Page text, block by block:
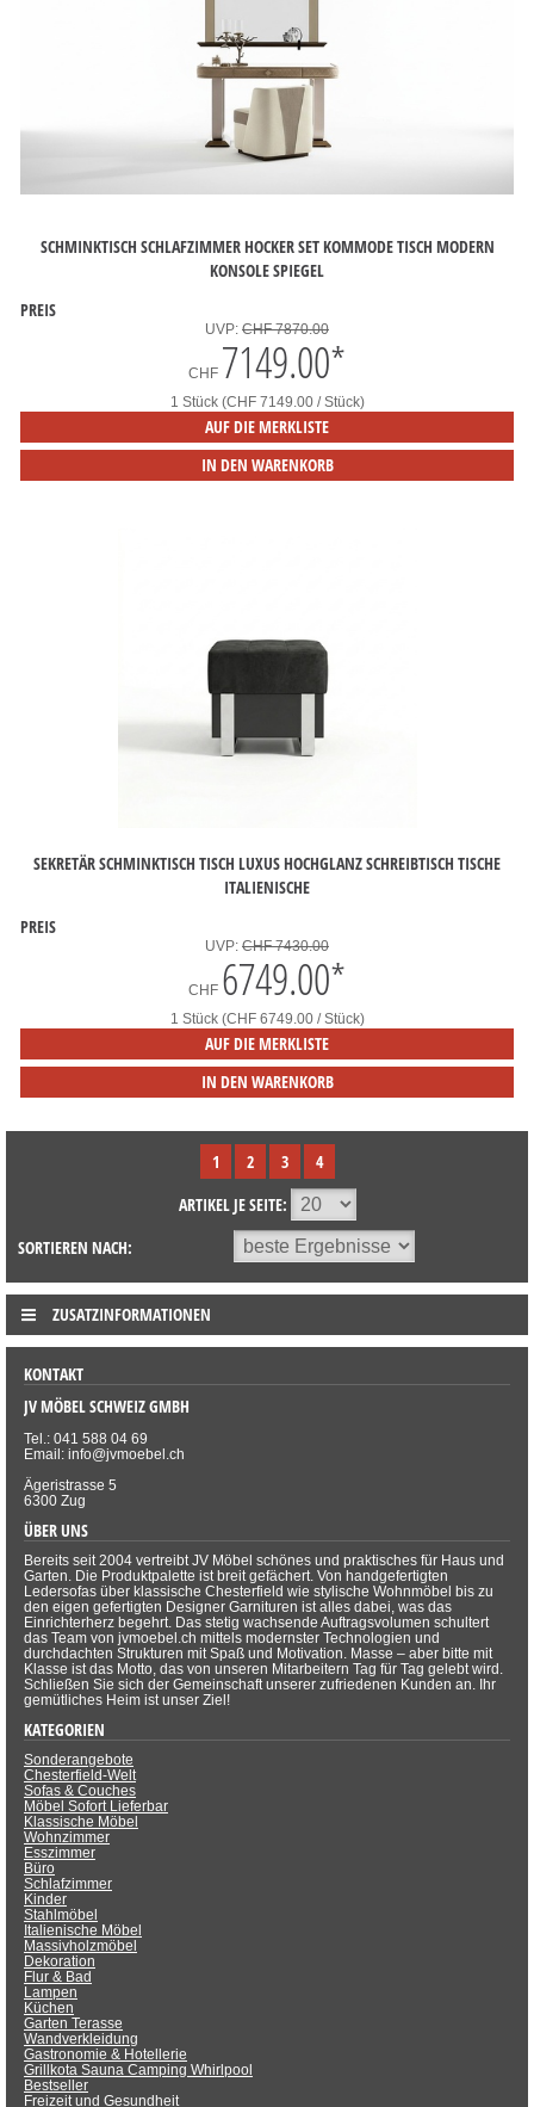
SCHMINKTISCH SCHLAFZIMMER HOCKER SET KOMMODE TISCH MODERN
KONSOLE SPIEGEL
PREIS
UVP: CHF 7870.00
CHF 7149.00*
1 Stück (CHF 7149.00 / Stück)
AUF DIE MERKLISTE
IN DEN WARENKORB
SEKRETÄR SCHMINKTISCH TISCH LUXUS HOCHGLANZ SCHREIBTISCH TISCHE
ITALIENISCHE
PREIS
UVP: CHF 7430.00
CHF 6749.00*
1 Stück (CHF 6749.00 / Stück)
AUF DIE MERKLISTE
IN DEN WARENKORB
1 2 3
4
ARTIKEL JE SEITE:
SORTIEREN NACH:
ZUSATZINFORMATIONEN
KONTAKT
JV MÖBEL SCHWEIZ GMBH
Tel.: 041 588 04 69
Email: info@jvmoebel.ch
Ägeristrasse 5
6300 Zug
ÜBER UNS
Bereits seit 2004 vertreibt JV Möbel schönes und praktisches für Haus und
Garten. Die Produktpalette ist breit gefächert. Von handgefertigten
Ledersofas über klassische Chesterfield wie stylische Wohnmöbel bis zu
den eigen gefertigten Designer Garnituren ist alles dabei, was das
Einrichterherz begehrt. Das stetig wachsende Auftragsvolumen schultert
das Team von jvmoebel.ch mittels modernster Technologien und
durchdachten Strukturen mit Spaß und Motivation. Masse – aber bitte mit
Klasse ist das Motto, das von unseren Mitarbeitern Tag für Tag gelebt wird.
Schließen Sie sich der Gemeinschaft unserer zufriedenen Kunden an. Ihr
gemütliches Heim ist unser Ziel!
KATEGORIEN
Sonderangebote
Chesterfield-Welt
Sofas & Couches
Möbel Sofort Lieferbar
Klassische Möbel
Wohnzimmer
Esszimmer
Büro
Schlafzimmer
Kinder
Stahlmöbel
Italienische Möbel
Massivholzmöbel
Dekoration
Flur & Bad
Lampen
Küchen
Garten Terasse
Wandverkleidung
Gastronomie & Hotellerie
Grillkota Sauna Camping Whirlpool
Bestseller
Freizeit und Gesundheit